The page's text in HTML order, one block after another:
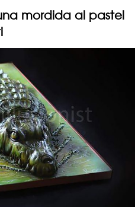
mordida al pastel